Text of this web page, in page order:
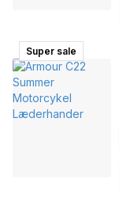
Super sale